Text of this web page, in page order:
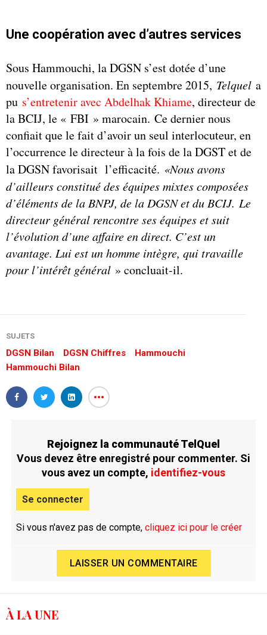
Une coopération avec d’autres services
Sous Hammouchi, la DGSN s’est dotée d’une
nouvelle organisation. En septembre 2015, Telquel a
pu s’entretenir avec Abdelhak Khiame, directeur de
la BCIJ, le « FBI » marocain. Ce dernier nous
confiait que le fait d’avoir un seul interlocuteur, en
l’occurrence le directeur à la fois de la DGST et de
la DGSN favorisait l’efficacité. «Nous avons
d’ailleurs constitué des équipes mixtes composées
d’éléments de la BNPJ, de la DGSN et du BCIJ. Le
directeur général rencontre ses équipes et suit
l’évolution d’une affaire en direct. C’est un
avantage. Lui est un homme intègre, qui travaille
pour l’intérêt général » concluait-il.
SUJETS
DGSN Bilan DGSN Chiffres
Hammouchi
Hammouchi Bilan
Rejoignez la communauté TelQuel
Vous devez être enregistré pour commenter. Si
vous avez un compte, identifiez-vous
Se connecter
Si vous n'avez pas de compte, cliquez ici pour le créer
LAISSER UN COMMENTAIRE
À LA UNE